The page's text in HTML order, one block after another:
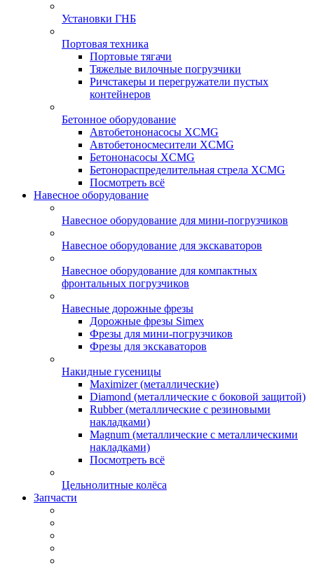
Установки ГНБ
Портовая техника
Портовые тягачи
Тяжелые вилочные погрузчики
Ричстакеры и перегружатели пустых
контейнеров
Бетонное оборудование
Автобетононасосы XCMG
Автобетоносмесители XCMG
Бетононасосы XCMG
Бетонораспределительная стрела XCMG
Посмотреть всё
Навесное оборудование
Навесное оборудование для мини-погрузчиков
Навесное оборудование для экскаваторов
Навесное оборудование для компактных
фронтальных погрузчиков
Навесные дорожные фрезы
Дорожные фрезы Simex
Фрезы для мини-погрузчиков
Фрезы для экскаваторов
Накидные гусеницы
Maximizer (металлические)
Diamond (металлические с боковой защитой)
Rubber (металлические с резиновыми
накладками)
Magnum (металлические с металлическими
накладками)
Посмотреть всё
Цельнолитные колёса
Запчасти